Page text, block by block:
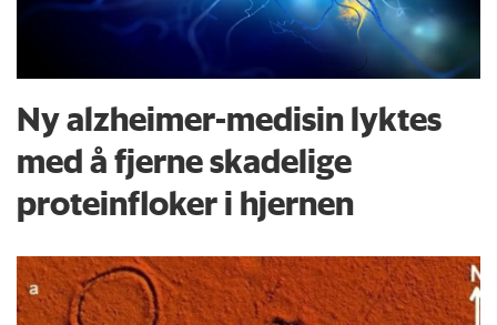
Ny alzheimer-medisin lyktes
med å fjerne skadelige
proteinfloker i hjernen